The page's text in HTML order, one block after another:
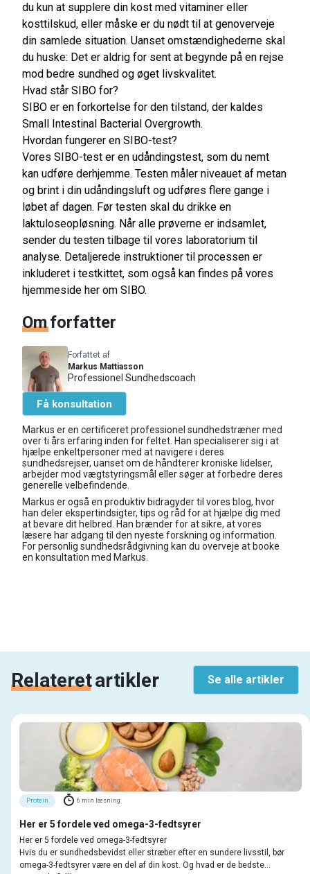
du kun at supplere din kost med vitaminer eller
kosttilskud, eller måske er du nødt til at genoverveje
din samlede situation. Uanset omstændighederne skal
du huske: Det er aldrig for sent at begynde på en rejse
mod bedre sundhed og øget livskvalitet.
Hvad står SIBO for?
SIBO er en forkortelse for den tilstand, der kaldes
Small Intestinal Bacterial Overgrowth.
Hvordan fungerer en SIBO-test?
Vores SIBO-test er en udåndingstest, som du nemt
kan udføre derhjemme. Testen måler niveauet af metan
og brint i din udåndingsluft og udføres flere gange i
løbet af dagen. Før testen skal du drikke en
laktuloseopløsning. Når alle prøverne er indsamlet,
sender du testen tilbage til vores laboratorium til
analyse. Detaljerede instruktioner til processen er
inkluderet i testkittet, som også kan findes på vores
hjemmeside her om SIBO.
Omforfatter
Forfattet af
Markus Mattiasson
Professionel Sundhedscoach
Få konsultation
Markus er en certificeret professionel sundhedstræner med
over ti års erfaring inden for feltet. Han specialiserer sig i at
hjælpe enkeltpersoner med at navigere i deres
sundhedsrejser, uanset om de håndterer kroniske lidelser,
arbejder mod vægtstyringsmål eller søger at forbedre deres
generelle velbefindende.
Markus er også en produktiv bidragyder til vores blog, hvor
han deler ekspertindsigter, tips og råd for at hjælpe dig med
at bevare dit helbred. Han brænder for at sikre, at vores
læsere har adgang til den nyeste forskning og information.
For personlig sundhedsrådgivning kan du overveje at booke
en konsultation med Markus.
Relateretartikler Se alle artikler
Protein 6 min læsning
Her er 5 fordele ved omega-3-fedtsyrer
Her er 5 fordele ved omega-3-fedtsyrer
Hvis du er sundhedsbevidst eller stræber efter en sundere livsstil, bør
omega-3-fedtsyrer være en del af din kost. Og hvad er de bedste